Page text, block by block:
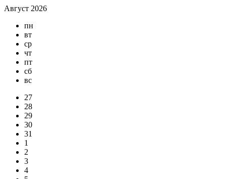
Август 2026
пн
вт
ср
чт
пт
сб
вс
27
28
29
30
31
1
2
3
4